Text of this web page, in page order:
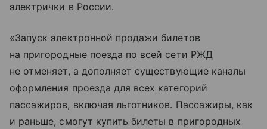
электрички в России.
«Запуск электронной продажи билетов
на пригородные поезда по всей сети РЖД
не отменяет, а дополняет существующие каналы
оформления проезда для всех категорий
пассажиров, включая льготников. Пассажиры, как
и раньше, смогут купить билеты в пригородных